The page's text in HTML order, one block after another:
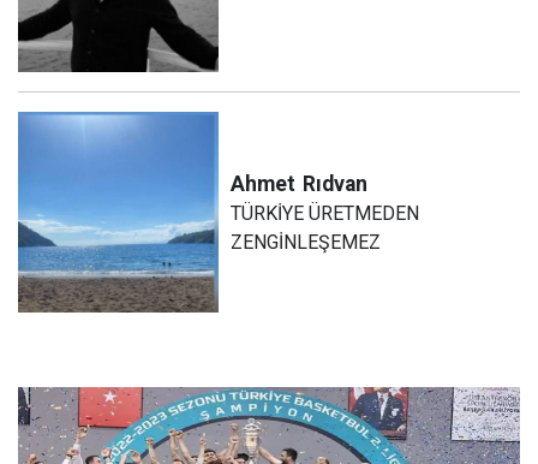
Ahmet Rıdvan
TÜRKİYE ÜRETMEDEN
ZENGİNLEŞEMEZ